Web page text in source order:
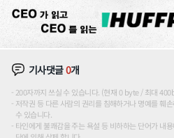
기사댓글0개
200자까지 쓰실 수 있습니다. (현재 0 byte / 최대
저작권 등 다른 사람의 권리를 침해하거나 명예를 훼
수 있습니다.
타인에게 불쾌감을 주는 욕설 등 비하하는 단어가 내